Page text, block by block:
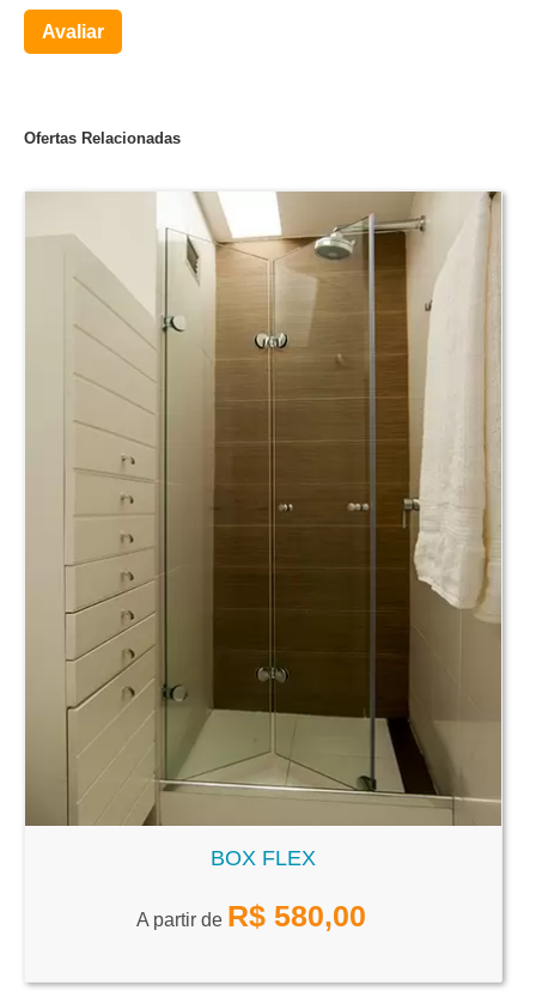
Avaliar
Ofertas Relacionadas
BOX FLEX
A partir de R$ 580,00